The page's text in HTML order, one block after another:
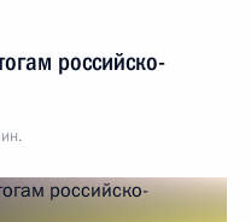
российско-